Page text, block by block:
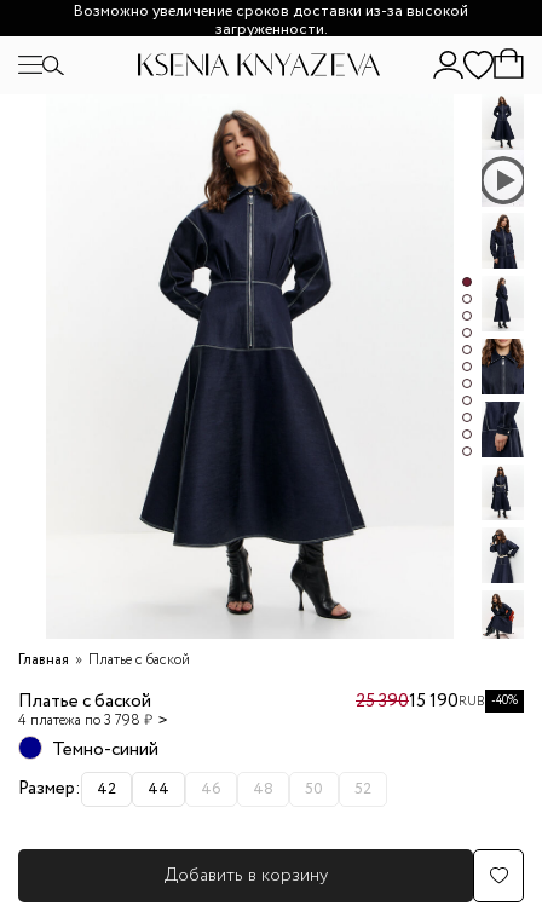
Возможно увеличение сроков доставки из-за высокой
загруженности.
Главная Платье с баской
Платье с баской
4 платежа по 3 798 ₽
25 39015 190RUB -40%
Темно-синий
Размер:
42 44 46 48 50 52
Добавить в корзину